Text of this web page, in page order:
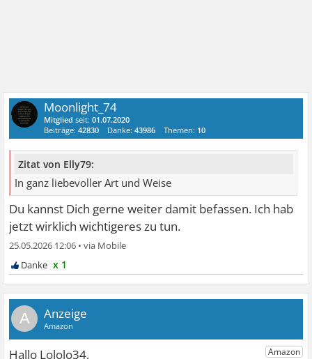
Moonlight_74
Mitglied seit:01.07.2020
Beiträge:42830 Danke:43986 Themen: 10
Zitat von Elly79:
In ganz liebevoller Art und Weise
Du kannst Dich gerne weiter damit befassen. Ich hab
jetzt wirklich wichtigeres zu tun.
25.05.2026 12:06 •
x 1
A